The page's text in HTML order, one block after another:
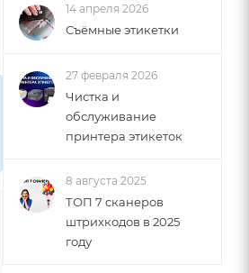
14 апреля 2026
Съёмные этикетки
27 февраля 2026
Чистка и
обслуживание
принтера этикеток
8 августа 2025
ТОП 7 сканеров
штрихкодов в 2025
году